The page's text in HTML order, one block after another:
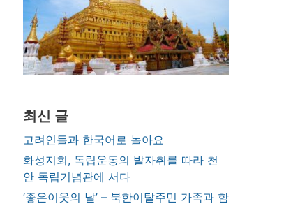
최신 글
고려인들과 한국어로 놀아요
화성지회, 독립운동의 발자취를 따라 천
안 독립기념관에 서다
‘좋은이웃의 날’ – 북한이탈주민 가족과 함